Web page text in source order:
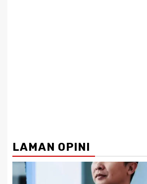
LAMAN OPINI